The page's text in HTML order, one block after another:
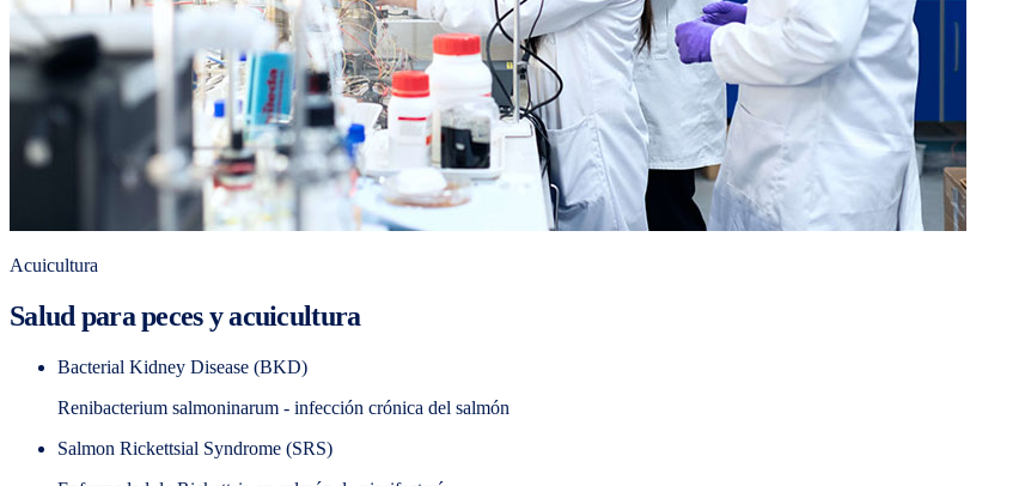
Acuicultura
Salud para peces y acuicultura
Bacterial Kidney Disease (BKD)
Renibacterium salmoninarum - infección crónica del salmón
Salmon Rickettsial Syndrome (SRS)